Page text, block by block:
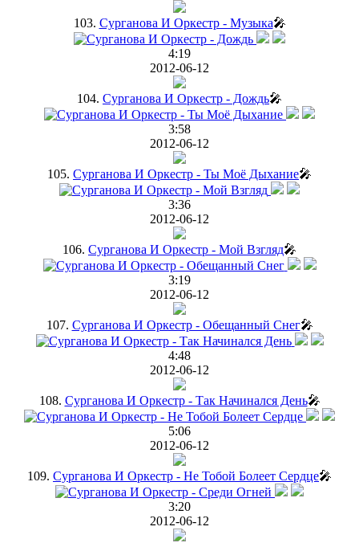
103. Сурганова И Оркестр - Музыка🎤
4:19
2012-06-12
104. Сурганова И Оркестр - Дождь🎤
3:58
2012-06-12
105. Сурганова И Оркестр - Ты Моё Дыхание🎤
3:36
2012-06-12
106. Сурганова И Оркестр - Мой Взгляд🎤
3:19
2012-06-12
107. Сурганова И Оркестр - Обещанный Снег🎤
4:48
2012-06-12
108. Сурганова И Оркестр - Так Начинался День🎤
5:06
2012-06-12
109. Сурганова И Оркестр - Не Тобой Болеет Сердце🎤
3:20
2012-06-12